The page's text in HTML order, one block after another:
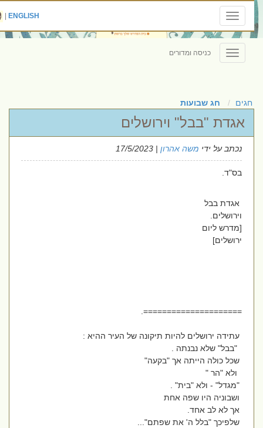
Toggle
navigation
ENGLISH
|
Toggle
navigation
כניסה ומדורים
חגים חג שבועות
אגדת "בבל" וירושלים
נכתב על ידימשה אהרון| 17/5/2023
בס"ד.
אגדת בבל
וירושלים.
[מדרש ליום
ירושלים]
=====================.
עתידה ירושלים להיות תיקונה של העיר ההיא :
"בבל" שלא נבנתה .
שכל כולה הייתה אך "בקעה"
ולא "הר "
"מגדל" - ולא "בית" .
ושבוניה היו שפה אחת
אך לא לב אחד.
שלפיכך "בלל ה' את שפתם"...